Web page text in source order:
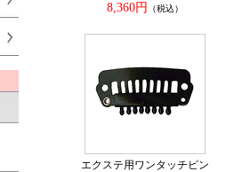
8,360円
（税込）
エクステ用ワンタッチピン